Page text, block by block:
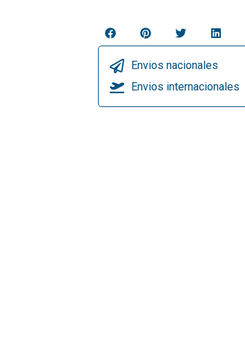
Envios nacionales
Envios internacionales